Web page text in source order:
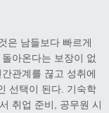
은 남들보다 빠르게
아온다는 보장이 없
관계를 끊고 성취에
선택이 된다. 기숙학
취업 준비, 공무원 시